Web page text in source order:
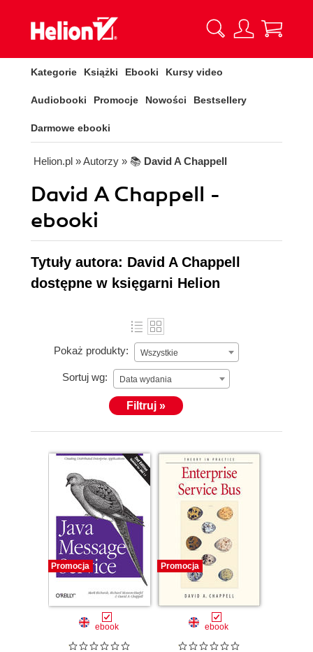
Kategorie Książki Ebooki Kursy video
Audiobooki Promocje Nowości Bestsellery
Darmowe ebooki
Helion.pl » Autorzy » 📚 David A Chappell
David A Chappell -
ebooki
Tytuły autora: David A Chappell
dostępne w księgarni Helion
Pokaż produkty: Wszystkie
Sortuj wg: Data wydania
Filtruj »
Promocja
ebook
Promocja
ebook